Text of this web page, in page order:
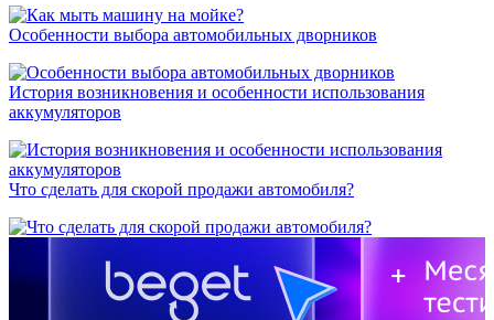
Особенности выбора автомобильных дворников
История возникновения и особенности использования
аккумуляторов
Что сделать для скорой продажи автомобиля?